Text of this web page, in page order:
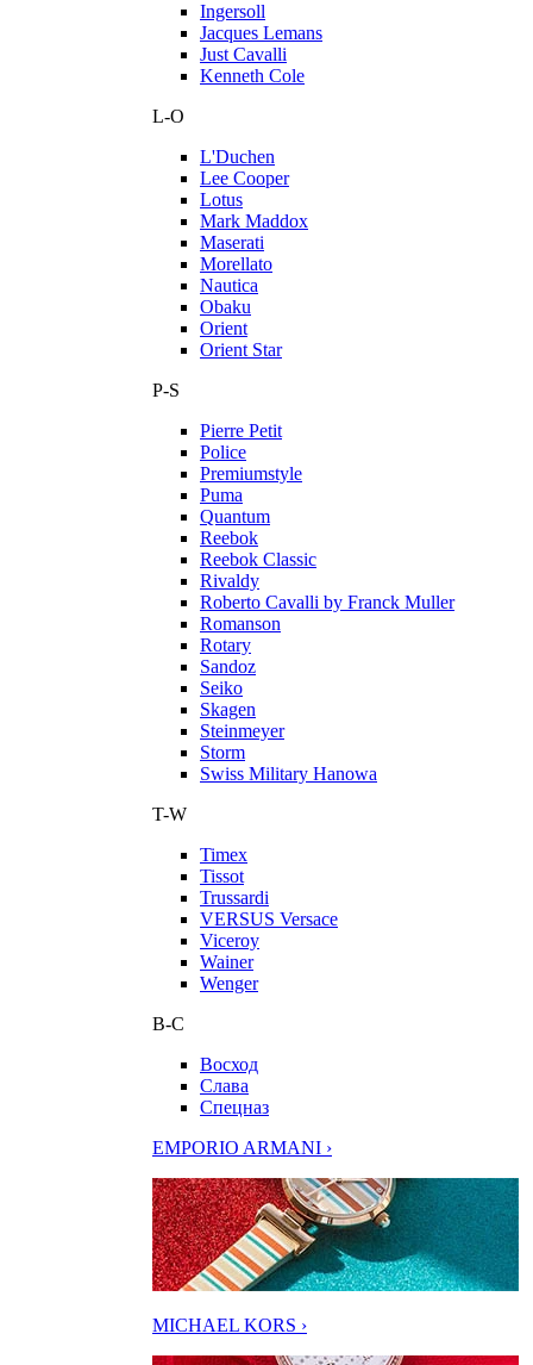
Ingersoll
Jacques Lemans
Just Cavalli
Kenneth Cole
L-O
L'Duchen
Lee Cooper
Lotus
Mark Maddox
Maserati
Morellato
Nautica
Obaku
Orient
Orient Star
P-S
Pierre Petit
Police
Premiumstyle
Puma
Quantum
Reebok
Reebok Classic
Rivaldy
Roberto Cavalli by Franck Muller
Romanson
Rotary
Sandoz
Seiko
Skagen
Steinmeyer
Storm
Swiss Military Hanowa
T-W
Timex
Tissot
Trussardi
VERSUS Versace
Viceroy
Wainer
Wenger
В-С
Восход
Слава
Спецназ
EMPORIO ARMANI ›
MICHAEL KORS ›